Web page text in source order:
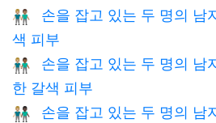
👨🏼‍🤝‍👨🏽
손을 잡고 있는 두 명의 남
색 피부
👨🏼‍🤝‍👨🏾
손을 잡고 있는 두 명의 남
한 갈색 피부
👨🏼‍🤝‍👨🏿
손을 잡고 있는 두 명의 남